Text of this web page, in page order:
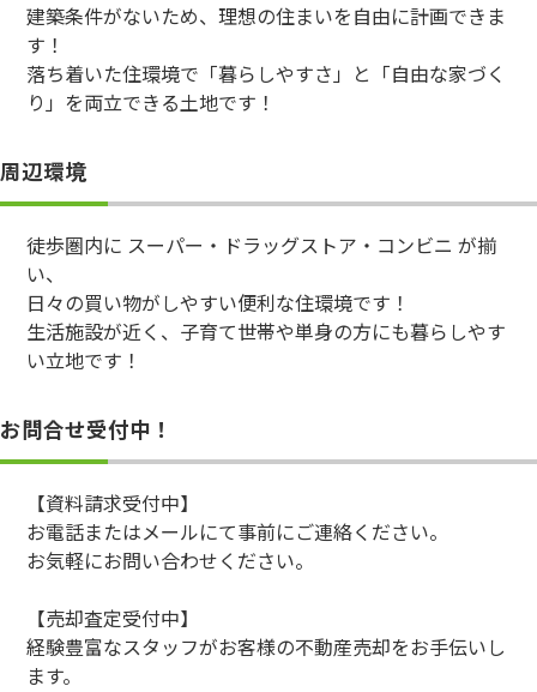
建築条件がないため、理想の住まいを自由に計画できま
す！
落ち着いた住環境で「暮らしやすさ」と「自由な家づく
り」を両立できる土地です！
周辺環境
徒歩圏内に スーパー・ドラッグストア・コンビニ が揃
い、
日々の買い物がしやすい便利な住環境です！
生活施設が近く、子育て世帯や単身の方にも暮らしやす
い立地です！
お問合せ受付中！
【資料請求受付中】
お電話またはメールにて事前にご連絡ください。
お気軽にお問い合わせください。
【売却査定受付中】
経験豊富なスタッフがお客様の不動産売却をお手伝いし
ます。